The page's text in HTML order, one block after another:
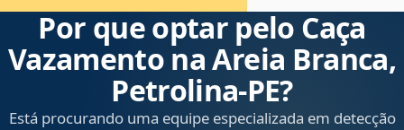
Por que optar pelo Caça
Vazamento na Areia Branca,
Petrolina‑PE?
Está procurando uma equipe especializada em detecção